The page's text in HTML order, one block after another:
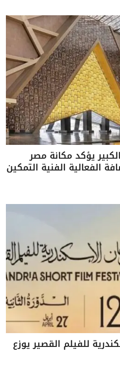
يؤكد مكانة مصر
الفعالية الفنية التمكين
للفيلم القصير يوزع